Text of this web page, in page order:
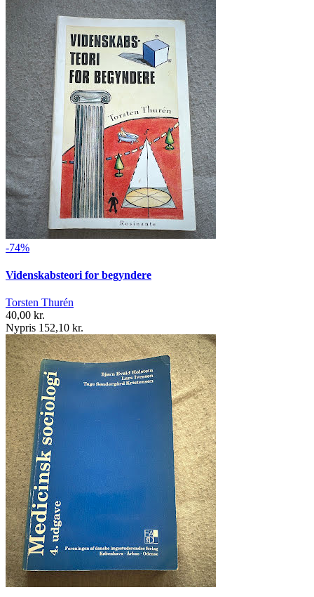
-74%
Videnskabsteori for begyndere
Torsten Thurén
40,00 kr.
Nypris 152,10 kr.